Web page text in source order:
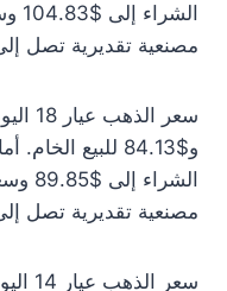
مصنعية تقديرية تصل إلى
و$84.13 للبيع
مصنعية تقديرية تصل إلى